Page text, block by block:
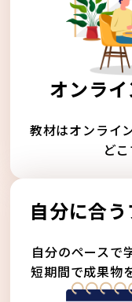
オンラ
教材はオンライ
ど
自分に合
自分のペースで
短期間で成果物